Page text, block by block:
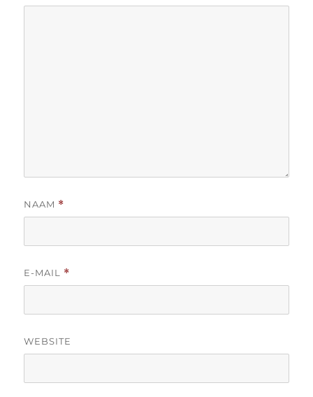
NAAM *
E-MAIL *
WEBSITE